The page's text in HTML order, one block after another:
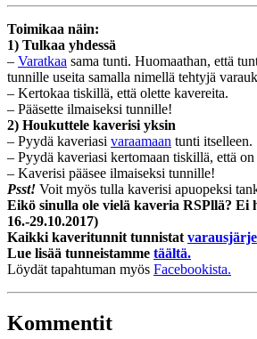
Toimikaa näin:
1) Tulkaa yhdessä
– Varatkaa sama tunti. Huomaathan, että
tunnille useita samalla nimellä tehtyjä
– Kertokaa tiskillä, että olette kavereita.
– Pääsette ilmaiseksi tunnille!
2) Houkuttele kaverisi yksin
– Pyydä kaveriasi varaamaan tunti itselleen.
– Pyydä kaveriasi kertomaan tiskillä, että
– Kaverisi pääsee ilmaiseksi tunnille!
Psst! Voit myös tulla kaverisi apuopeksi
Eikö sinulla ole vielä kaveria RSPllä? Ei
16.-29.10.2017)
Kaikki kaveritunnit tunnistat
Lue lisää tunneistamme täältä.
Löydät tapahtuman myös Facebookista.
Kommentit